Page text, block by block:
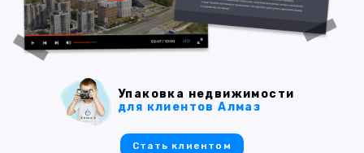
Упаковка недвижимости
для клиентов Алмаз
Стать клиентом